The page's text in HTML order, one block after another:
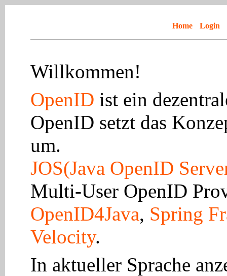
Home Login
Willkommen!
OpenID ist ein
OpenID setzt das
um.
JOS(Java OpenID
Multi-User OpenID
OpenID4Java, Spring
Velocity.
In aktueller Sprache